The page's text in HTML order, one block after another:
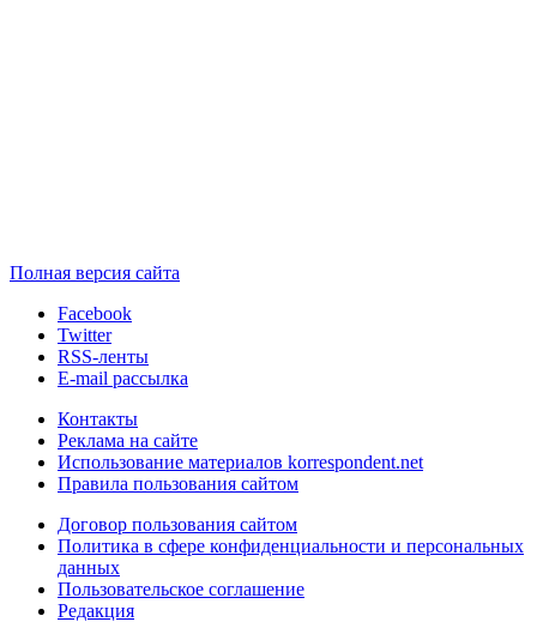
Полная версия сайта
Facebook
Twitter
RSS-ленты
E-mail рассылка
Контакты
Реклама на сайте
Использование материалов korrespondent.net
Правила пользования сайтом
Договор пользования сайтом
Политика в сфере конфиденциальности и персональных
данных
Пользовательское соглашение
Редакция